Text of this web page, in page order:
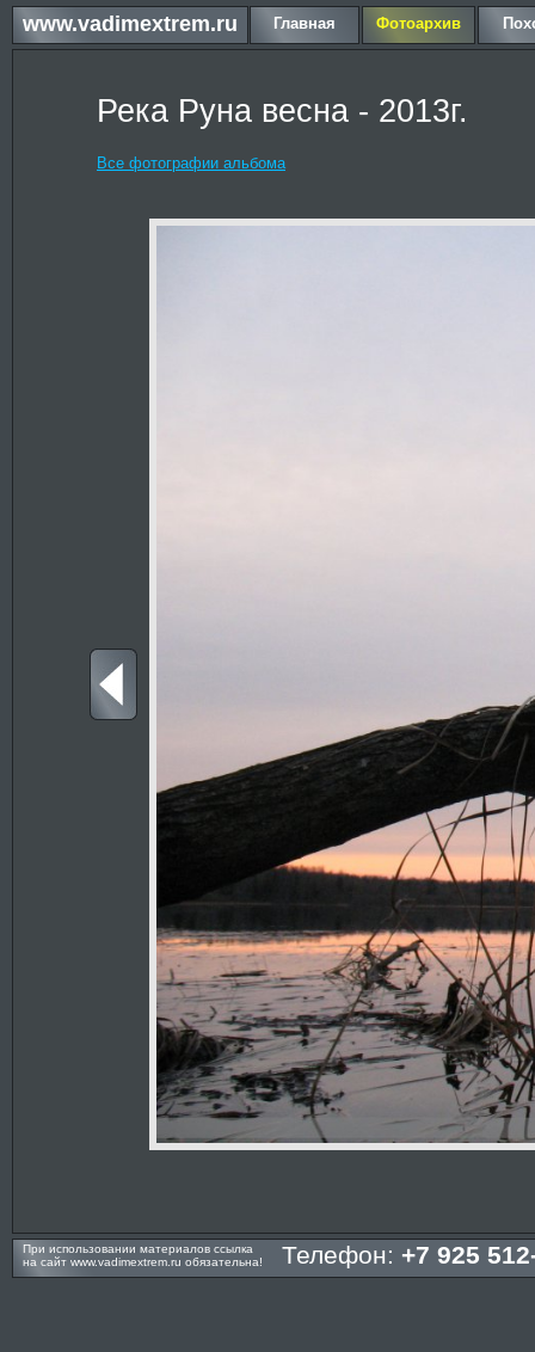
www.vadimextrem.ru Главная Фотоархив
Река Руна весна - 2013г.
Все фотографии альбома
При использовании материалов ссылка
на сайт www.vadimextrem.ru обязательна! Телефон: +7 925